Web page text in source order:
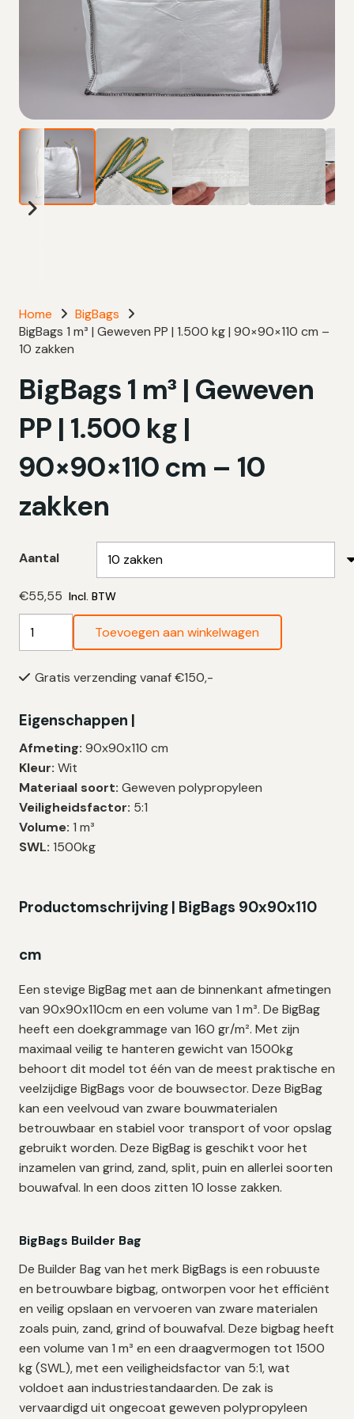
Home
BigBags
BigBags 1 m³ | Geweven PP | 1.500 kg | 90×90×110 cm –
10 zakken
BigBags 1 m³ | Geweven
PP | 1.500 kg |
90×90×110 cm – 10
zakken
Aantal
€55,55 Incl. BTW
|
PP
1.500
kg
|
90×90×110
cm
zakken
Toevoegen aan winkelwagen
Gratis verzending vanaf €150,-
Eigenschappen |
Afmeting: 90x90x110 cm
Kleur: Wit
Materiaal soort: Geweven polypropyleen
Veiligheidsfactor: 5:1
Volume: 1 m³
SWL: 1500kg
Productomschrijving | BigBags 90x90x110
cm
Een stevige BigBag met aan de binnenkant afmetingen
van 90x90x110cm en een volume van 1 m³. De BigBag
heeft een doekgrammage van 160 gr/m². Met zijn
maximaal veilig te hanteren gewicht van 1500kg
behoort dit model tot één van de meest praktische en
veelzijdige BigBags voor de bouwsector. Deze BigBag
kan een veelvoud van zware bouwmaterialen
betrouwbaar en stabiel voor transport of voor opslag
gebruikt worden. Deze BigBag is geschikt voor het
inzamelen van grind, zand, split, puin en allerlei soorten
bouwafval. In een doos zitten 10 losse zakken.
BigBags Builder Bag
De Builder Bag van het merk BigBags is een robuuste
en betrouwbare bigbag, ontworpen voor het efficiënt
en veilig opslaan en vervoeren van zware materialen
zoals puin, zand, grind of bouwafval. Deze bigbag heeft
een volume van 1 m³ en een draagvermogen tot 1500
kg (SWL), met een veiligheidsfactor van 5:1, wat
voldoet aan industriestandaarden. De zak is
vervaardigd uit ongecoat geweven polypropyleen